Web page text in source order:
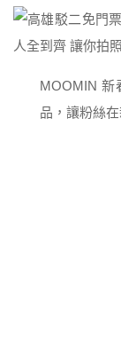
MOOMIN
品，讓粉絲